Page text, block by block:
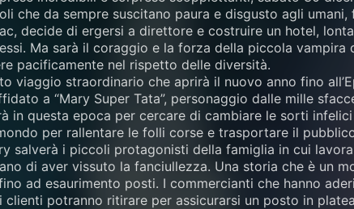
che da sempre suscitano paura e disgusto agli umani,
decide di ergersi a direttore e costruire un hotel,
Ma sarà il coraggio e la forza della piccola
pacificamente nel rispetto delle diversità.
viaggio straordinario che aprirà il nuovo anno fino
a “Mary Super Tata”, personaggio dalle mille
in questa epoca per cercare di cambiare le sorti
per rallentare le folli corse e trasportare il
salverà i piccoli protagonisti della famiglia in cui
di aver vissuto la fanciullezza. Una storia che è un
ad esaurimento posti. I commercianti che hanno
potranno ritirare per assicurarsi un posto in